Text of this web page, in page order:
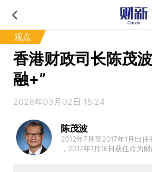
观点
香港财政司长陈茂
融+”
2026年03月02日 15:24
陈茂波
2012年7月至2017年1月出
，2017年1月16日获任命为